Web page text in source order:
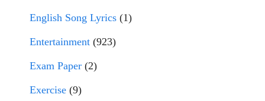
English Song Lyrics (1)
Entertainment (923)
Exam Paper (2)
Exercise (9)